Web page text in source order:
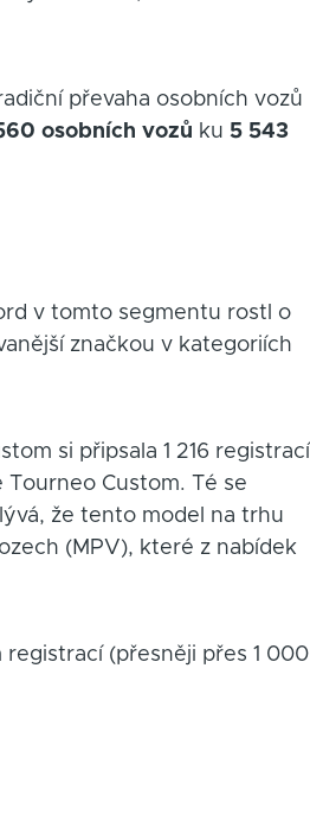
převaha osobních vozů
osobních vozů ku5 543
v tomto segmentu rostl o
značkou v kategoriích
si připsala 1 216 registrací
Tourneo Custom. Té se
že tento model na trhu
(MPV), které z nabídek
registrací (přesněji přes 1 000